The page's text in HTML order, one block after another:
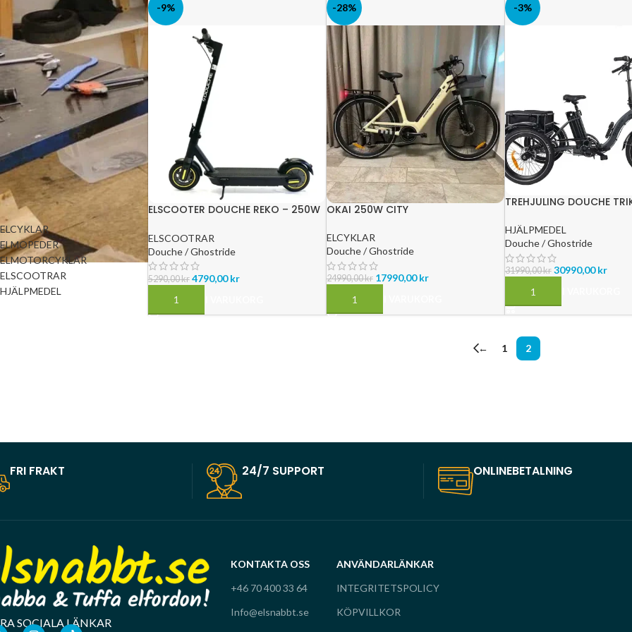
FILTRERA
FILTRERA PRODUKTER
EFTER VARUMÄRKEN
Ghostride
(15)
PRODUKTKATEGORIER
ELCYKLAR
ELMOPEDER
ELMOTORCYKLAR
ELSCOOTRAR
HJÄLPMEDEL
-9%
ELSCOOTER DOUCHE REKO – 250W
ELSCOOTRAR
Douche / Ghostride
5290,00kr 4790,00kr
LÄGG TILL I VARUKORG
-28%
OKAI 250W CITY
ELCYKLAR
Douche / Ghostride
24990,00kr 17990,00kr
LÄGG TILL I VARUKORG
-3%
TREHJULING DOUCHE
HJÄLPMEDEL
Douche / Ghostride
31990,00kr 30990,00kr
LÄGG TILL I VARUKORG
← 1 2
FRI FRAKT 24/7 SUPPORT ONLINEBETALNING
SOCIALA LÄNKAR
KONTAKTA OSS
+46 70 400 33 64
Info@elsnabbt.se
ANVÄNDARLÄNKAR
INTEGRITETSPOLICY
KÖPVILLKOR